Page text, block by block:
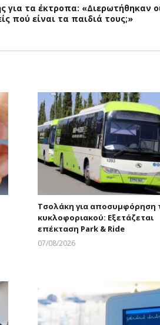
για τα έκτροπα: «Διερωτήθηκαν
πού είναι τα παιδιά τους;»
Τσολάκη για αποσυμφόρηση
κυκλοφοριακού: Εξετάζεται
επέκταση Park & Ride
07/08/2026